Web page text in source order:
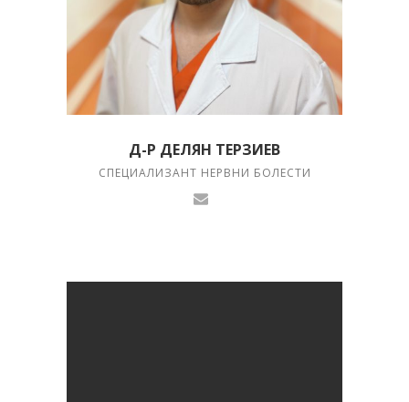
Д-Р ДЕЛЯН ТЕРЗИЕВ
СПЕЦИАЛИЗАНТ НЕРВНИ БОЛЕСТИ